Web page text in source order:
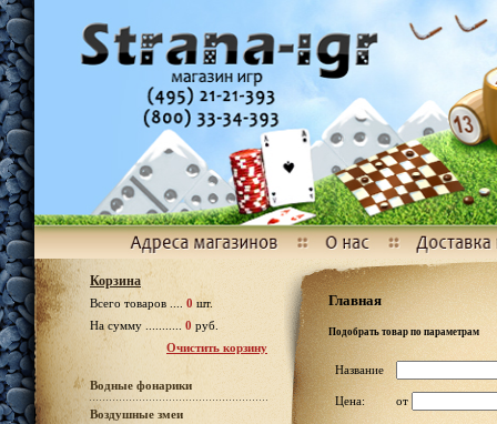
Корзина
Всего товаров .... 0 шт.
На сумму ........... 0 руб.
Очистить корзину
Водные фонарики
Воздушные змеи
Главная
Подобрать товар по параметрам
Название
Цена: от